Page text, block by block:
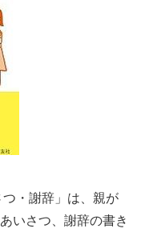
つ・謝辞」は、親が
いさつ、謝辞の書き